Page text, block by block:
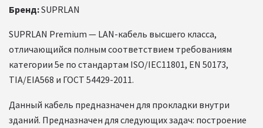
Бренд:SUPRLAN
SUPRLAN Premium — LAN-кабель высшего класса,
отличающийся полным соответствием требованиям
категории 5е по стандартам ISO/IEC11801, EN 50173,
TIA/EIA568 и ГОСТ 54429-2011.
Данный кабель предназначен для прокладки внутри
зданий. Предназначен для следующих задач: построение